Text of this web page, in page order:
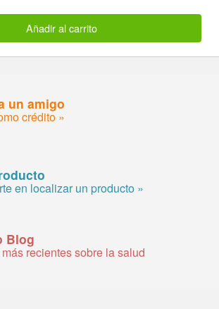
Añadir al carrito
un amigo
crédito »
en localizar un producto »
Blog
recientes sobre la salud